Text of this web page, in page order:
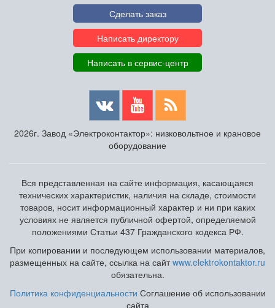
Сделать заказ
Написать директору
Написать в сервис-центр
2026г. Завод «Электроконтактор»: низковольтное и крановое
оборудование
Вся представленная на сайте информация, касающаяся
технических характеристик, наличия на складе, стоимости
товаров, носит информационный характер и ни при каких
условиях не является публичной офертой, определяемой
положениями Статьи 437 Гражданского кодекса РФ.
При копировании и последующем использовании материалов,
размещенных на сайте, ссылка на сайтwww.elektrokontaktor.ru
обязательна.
Политика конфиденциальности Соглашение об использовании
сайта